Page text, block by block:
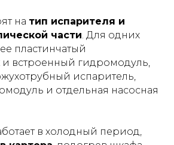
на тип испарителя и
части . Для одних
пластинчатый
встроенный гидромодуль,
испаритель,
и отдельная насосная
в холодный период,